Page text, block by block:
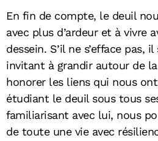
En fin de compte, le deuil
avec plus d’ardeur et à vivre
dessein. S’il ne s’efface pas,
invitant à grandir autour de
honorer les liens qui nous
étudiant le deuil sous tous
familiarisant avec lui, nous
de toute une vie avec